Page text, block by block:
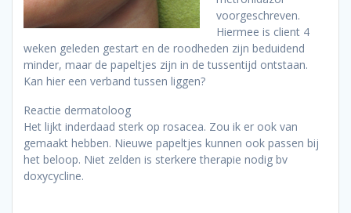
voorgeschreven.
Hiermee is client 4
weken geleden gestart en de roodheden zijn beduidend
minder, maar de papeltjes zijn in de tussentijd ontstaan.
Kan hier een verband tussen liggen?
Reactie dermatoloog
Het lijkt inderdaad sterk op rosacea. Zou ik er ook van
gemaakt hebben. Nieuwe papeltjes kunnen ook passen bij
het beloop. Niet zelden is sterkere therapie nodig bv
doxycycline.